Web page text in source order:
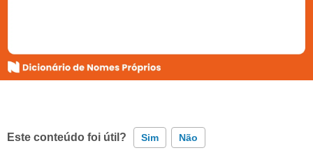
Este conteúdo foi útil? Sim Não